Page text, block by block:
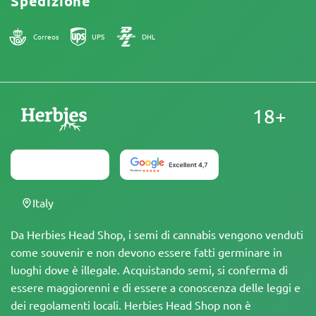
Correos UPS DHL
Da Herbies Head Shop, i semi di cannabis vengono venduti
come souvenir e non devono essere fatti germinare in
luoghi dove è illegale. Acquistando semi, si conferma di
essere maggiorenni e di essere a conoscenza delle leggi e
dei regolamenti locali. Herbies Head Shop non è
18+
Italy